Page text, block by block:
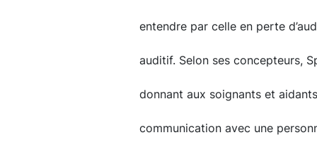
entendre par celle en perte
auditif. Selon ses concepteurs,
donnant aux soignants et
communication avec une